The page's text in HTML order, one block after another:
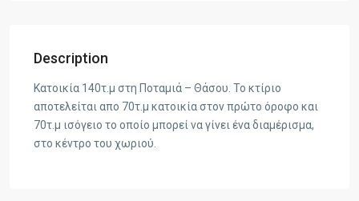
Description
Κατοικία 140τ.μ στη Ποταμιά – Θάσου. Το κτίριο
αποτελείται απο 70τ.μ κατοικία στον πρώτο όροφο και
70τ.μ ισόγειο το οποίο μπορεί να γίνει ένα διαμέρισμα,
στο κέντρο του χωριού.